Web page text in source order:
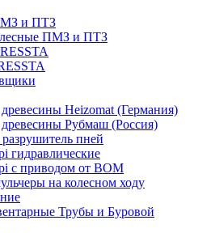
и ПТЗ
ПМЗ и ПТЗ
Heizomat (Германия)
Рубмаш (Россия)
пней
гидравлические
с приводом от ВОМ
на колесном ходу
Трубы и Буровой